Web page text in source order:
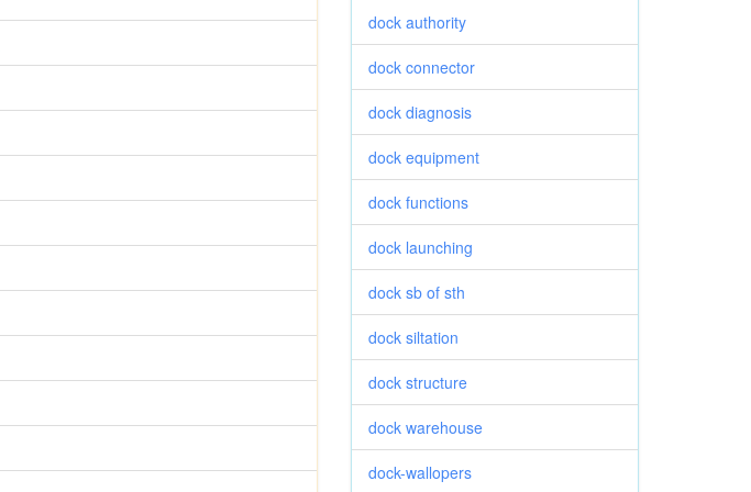
dock authority
dock connector
dock diagnosis
dock equipment
dock functions
dock launching
dock sb of sth
dock siltation
dock structure
dock warehouse
dock-wallopers